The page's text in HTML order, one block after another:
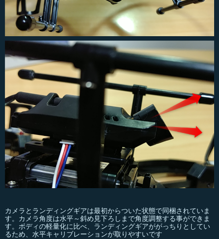
カメラとランディングギアは最初からついた状態で同梱されていま
す。カメラ角度は水平～斜め見下ろしまで角度調整する事ができま
す。ボディの軽量化に比べ、ランディングギアががっちりとしてい
るため、水平キャリブレーションが取りやすいです